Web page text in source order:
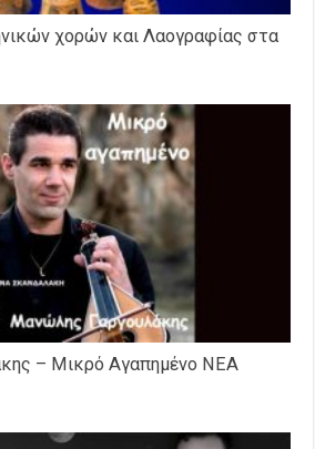
χορών και Λαογραφίας στα
– Μικρό Αγαπημένο NEΑ